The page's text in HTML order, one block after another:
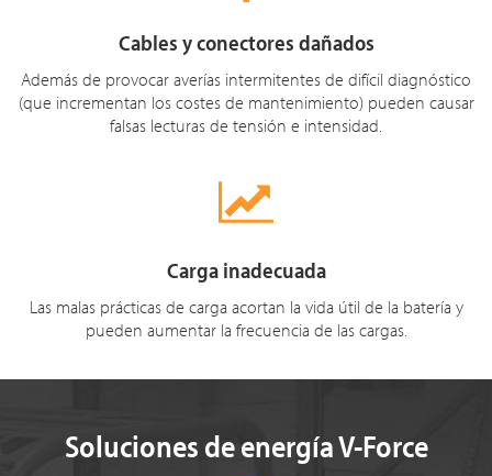
Cables y conectores dañados
Además de provocar averías intermitentes de difícil diagnóstico
(que incrementan los costes de mantenimiento) pueden causar
falsas lecturas de tensión e intensidad.
Carga inadecuada
Las malas prácticas de carga acortan la vida útil de la batería y
pueden aumentar la frecuencia de las cargas.
Soluciones de energía V-Force